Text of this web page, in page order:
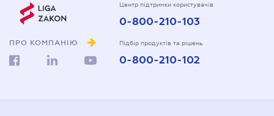
ПРО КОМПАНІЮ
Центр підтримки користувачів
0-800-210-103
Підбір продуктів та рішень
0-800-210-102